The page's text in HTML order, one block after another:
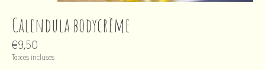
Calendula bodycrème
€9,50
Taxes incluses